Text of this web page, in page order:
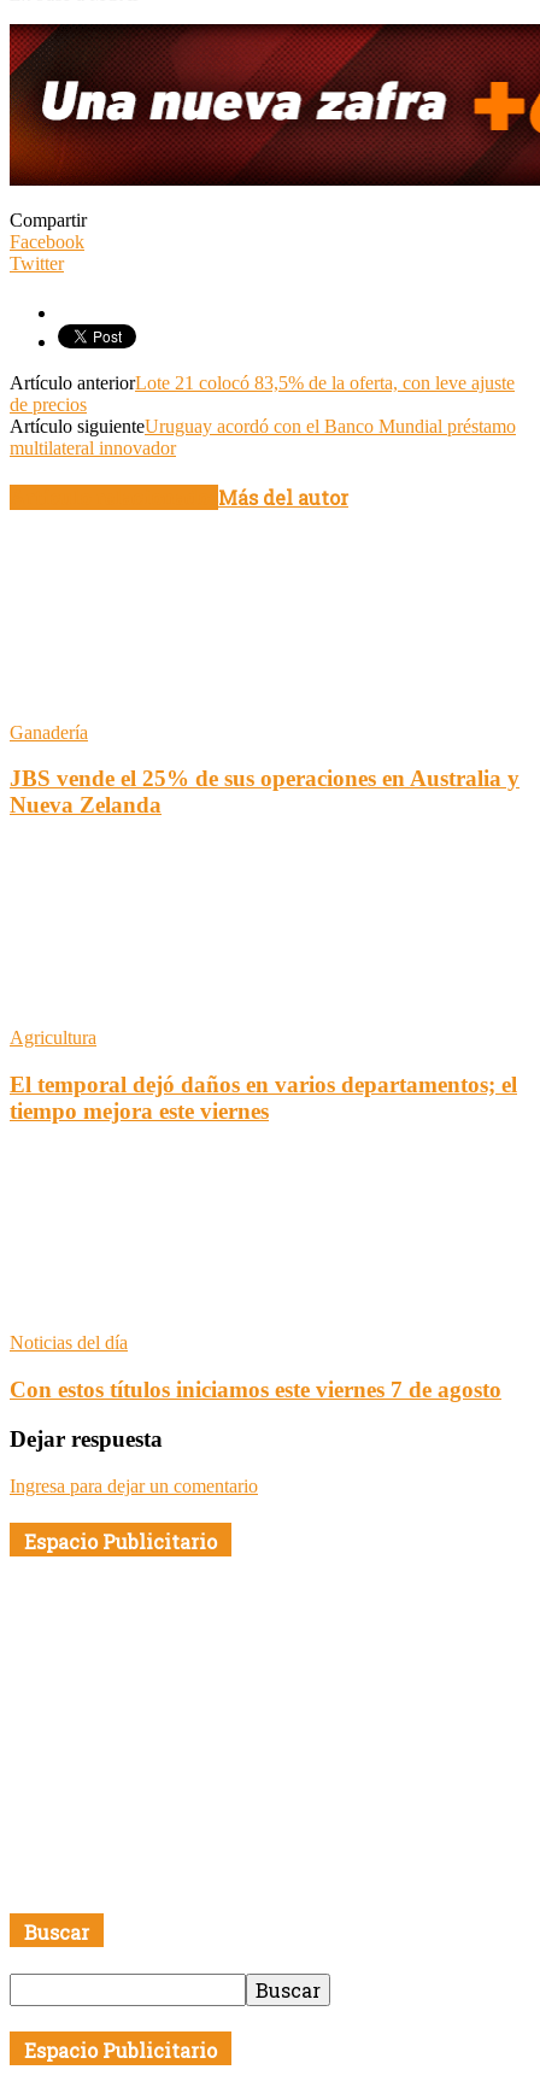
Compartir
Facebook
Twitter
Artículo anteriorLote 21 colocó 83,5% de la oferta, con leve ajuste
de precios
Artículo siguienteUruguay acordó con el Banco Mundial préstamo
multilateral innovador
Más del autor
Ganadería
JBS vende el 25% de sus operaciones en Australia y
Nueva Zelanda
Agricultura
El temporal dejó daños en varios departamentos; el
tiempo mejora este viernes
Noticias del día
Con estos títulos iniciamos este viernes 7 de agosto
Dejar respuesta
Ingresa para dejar un comentario
Espacio Publicitario
Buscar
Espacio Publicitario